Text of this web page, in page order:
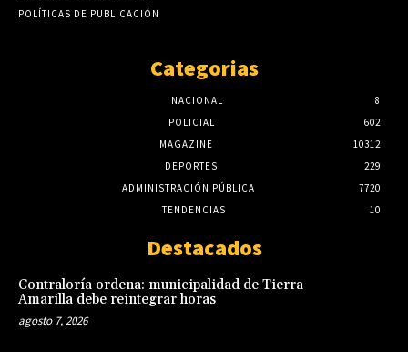
POLÍTICAS DE PUBLICACIÓN
Categorias
NACIONAL
8
POLICIAL
602
MAGAZINE
10312
DEPORTES
229
ADMINISTRACIÓN PÚBLICA
7720
TENDENCIAS
10
Destacados
Contraloría ordena: municipalidad de Tierra
Amarilla debe reintegrar horas
agosto 7, 2026